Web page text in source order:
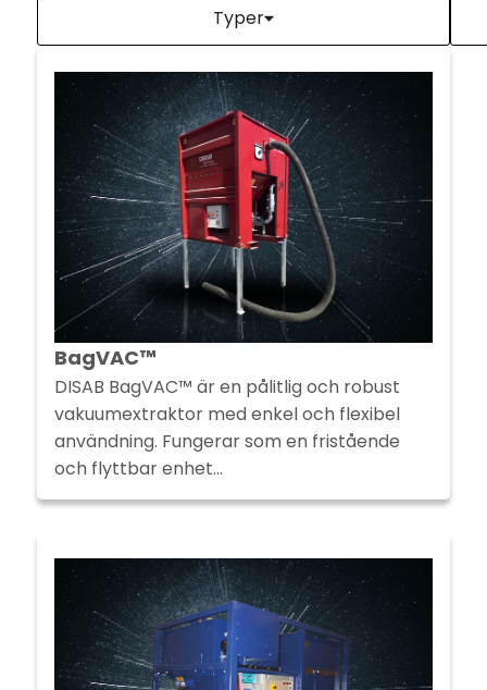
Typer
BagVAC™
DISAB BagVAC™ är en pålitlig och robust
vakuumextraktor med enkel och flexibel
användning. Fungerar som en fristående
och flyttbar enhet…